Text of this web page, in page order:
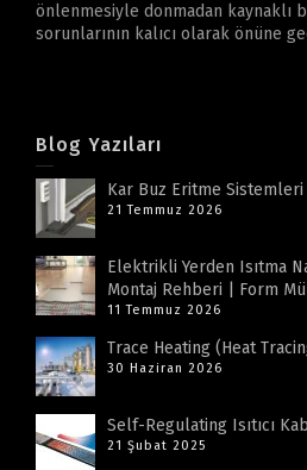
önlenmesiyle donmadan kaynaklı
sorunlarının kalıcı olarak önüne
Blog Yazıları
Kar Buz Eritme Sistemleri
21 Temmuz 2026
Elektrikli Yerden Isıtma
Montaj Rehberi | Form
11 Temmuz 2026
Trace Heating (Heat
30 Haziran 2026
Self-Regulating Isıtıcı
21 Şubat 2025